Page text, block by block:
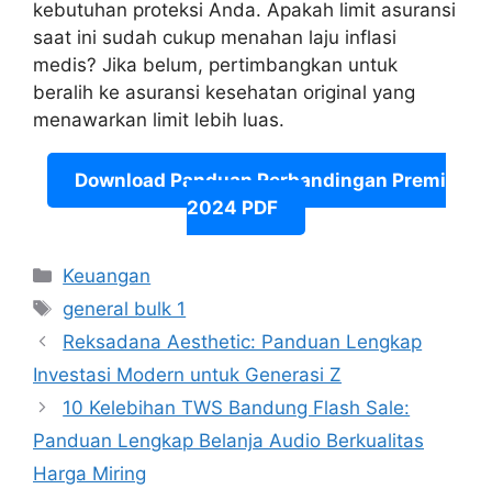
kebutuhan proteksi Anda. Apakah limit asuransi
saat ini sudah cukup menahan laju inflasi
medis? Jika belum, pertimbangkan untuk
beralih ke asuransi kesehatan original yang
menawarkan limit lebih luas.
Download Panduan Perbandingan Premi
2024 PDF
Categories
Keuangan
Tags
general bulk 1
Reksadana Aesthetic: Panduan Lengkap
Investasi Modern untuk Generasi Z
10 Kelebihan TWS Bandung Flash Sale:
Panduan Lengkap Belanja Audio Berkualitas
Harga Miring